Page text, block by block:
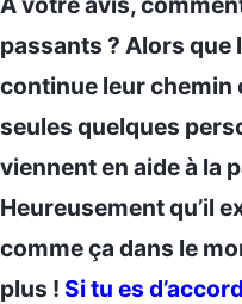
passants ? Alors que
continue leur chemin
seules quelques
viennent en aide à la
Heureusement qu’il
comme ça dans le
plus ! Si tu es